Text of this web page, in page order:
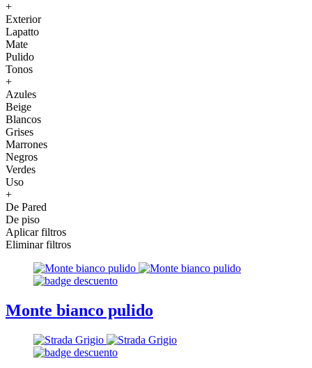
+
Exterior
Lapatto
Mate
Pulido
Tonos
+
Azules
Beige
Blancos
Grises
Marrones
Negros
Verdes
Uso
+
De Pared
De piso
Aplicar filtros
Eliminar filtros
Monte bianco pulido